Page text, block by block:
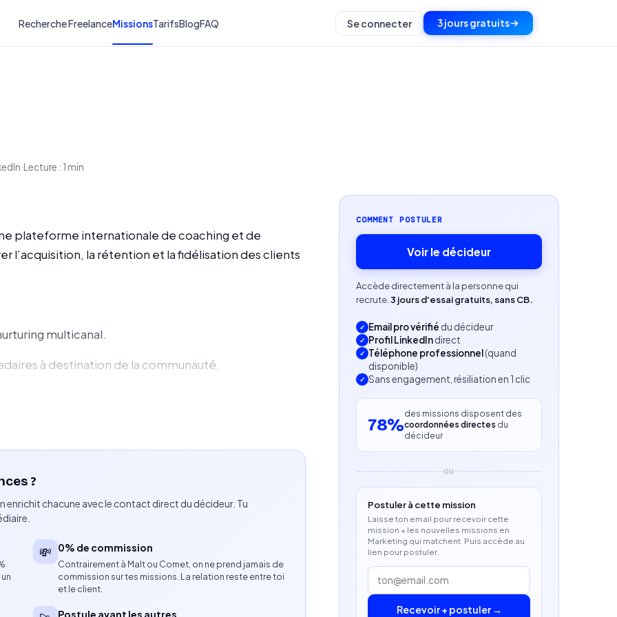
Recherche FreelanceMissionsTarifsBlogFAQ Se connecter 3 jours gratuits
·Lecture : 1 min
plateforme internationale de coaching et de
l’acquisition, la rétention et la fidélisation des clients
multicanal.
à destination de la communauté.
campagnes email.
aux différents segments.
au développement des ventes complémentaires.
clics, conversions, LTV).
marketing.
client.
?
enrichit chacune avec le contact direct du décideur. Tu
💸 0% de commission
Contrairement à Malt ou Comet, on ne prend jamais de
commission sur tes missions. La relation reste entre toi
et le client.
Postule avant les autres
COMMENT POSTULER
Voir le décideur
Accède directement à la personne qui
recrute. 3 jours d'essai gratuits, sans CB.
Email pro vérifié du décideur
Profil LinkedIndirect
Téléphone professionnel(quand
disponible)
Sans engagement, résiliation en 1 clic
78%
des missions disposent des
coordonnées directes du
décideur
OU
Postuler à cette mission
Laisse ton email pour recevoir cette
mission + les nouvelles missions en
Marketing qui matchent. Puis accède au
lien pour postuler.
Recevoir + postuler →